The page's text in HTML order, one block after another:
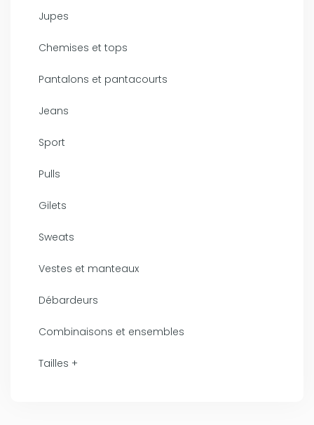
Jupes
Chemises et tops
Pantalons et pantacourts
Jeans
Sport
Pulls
Gilets
Sweats
Vestes et manteaux
Débardeurs
Combinaisons et ensembles
Tailles +